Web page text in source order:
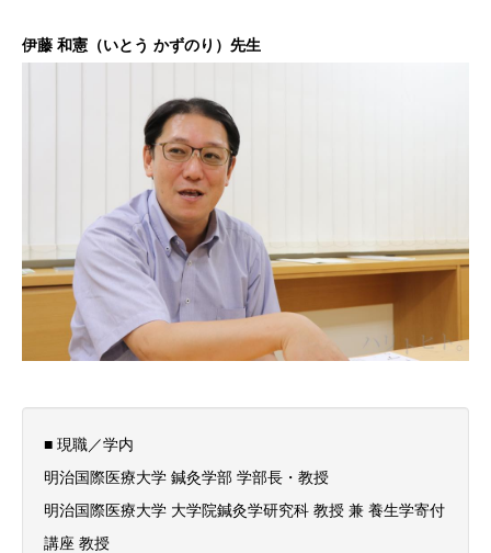
伊藤 和憲（いとう かずのり）先生
■ 現職／学内
明治国際医療大学 鍼灸学部 学部長・教授
明治国際医療大学 大学院鍼灸学研究科 教授 兼 養生学寄付
講座 教授